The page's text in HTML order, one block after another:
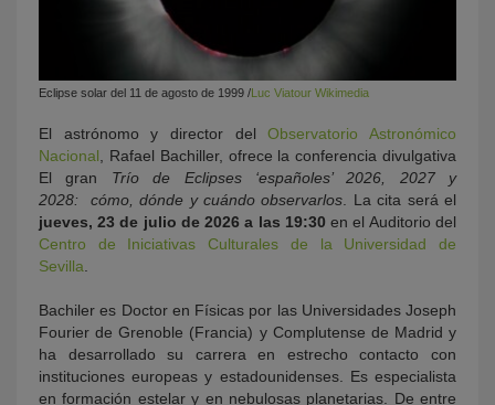
Eclipse solar del 11 de agosto de 1999 /Luc Viatour Wikimedia
El astrónomo y director delObservatorio Astronómico
Nacional , Rafael Bachiller, ofrece la conferencia divulgativa
El gran Trío de Eclipses ‘españoles’ 2026, 2027 y
2028: cómo, dónde y cuándo observarlos . La cita será el
jueves, 23 de julio de 2026 a las 19:30 en el Auditorio del
Centro de Iniciativas Culturales de la Universidad de
Sevilla
Bachiler es Doctor en Físicas por las Universidades Joseph
Fourier de Grenoble (Francia) y Complutense de Madrid y
ha desarrollado su carrera en estrecho contacto con
instituciones europeas y estadounidenses. Es especialista
en formación estelar y en nebulosas planetarias. De entre